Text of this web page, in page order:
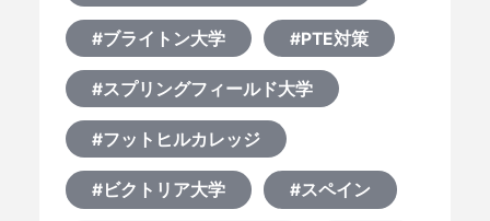
#ブライトン大学 #PTE対策
#スプリングフィールド大学
#フットヒルカレッジ
#ビクトリア大学 #スペイン